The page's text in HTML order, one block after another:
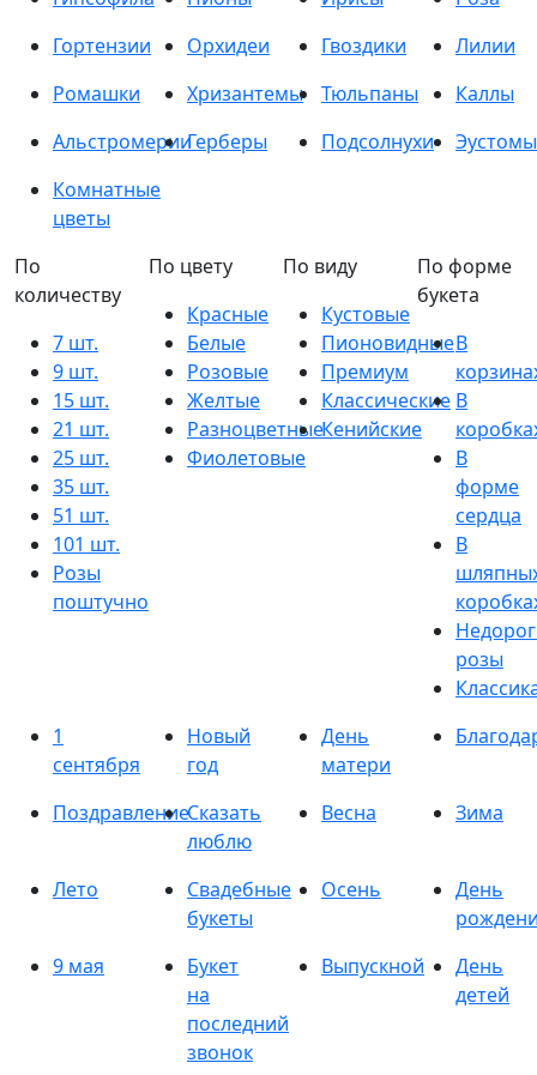
Гортензии
Орхидеи Гвоздики
Лилии
Ромашки
Хризантемы Тюльпаны
Каллы
АльстромерииГерберы Подсолнухи
Эустомы
Комнатные
цветы
По
количеству
7 шт.
9 шт.
15 шт.
21 шт.
25 шт.
35 шт.
51 шт.
101 шт.
Розы
поштучно
По цвету
Красные
Белые
Розовые
Желтые
Разноцветные
Фиолетовые
По виду
Кустовые
Пионовидные
Премиум
Классические
Кенийские
По форме
букета
В
В
В
форме
сердца
В
розы
1
сентября
Новый
год
День
матери
ПоздравлениеСказать
люблю
Весна Зима
Лето
Свадебные
букеты
Осень
День
9 мая
Букет
на
последний
звонок
Выпускной
День
детей